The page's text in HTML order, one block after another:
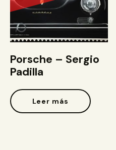
Porsche – Sergio
Padilla
Leer más